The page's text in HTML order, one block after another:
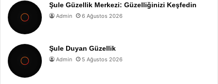
Şule Güzellik Merkezi: Güzelliğinizi Keşfedin
Admin 6 Ağustos 2026
Şule Duyan Güzellik
Admin 5 Ağustos 2026